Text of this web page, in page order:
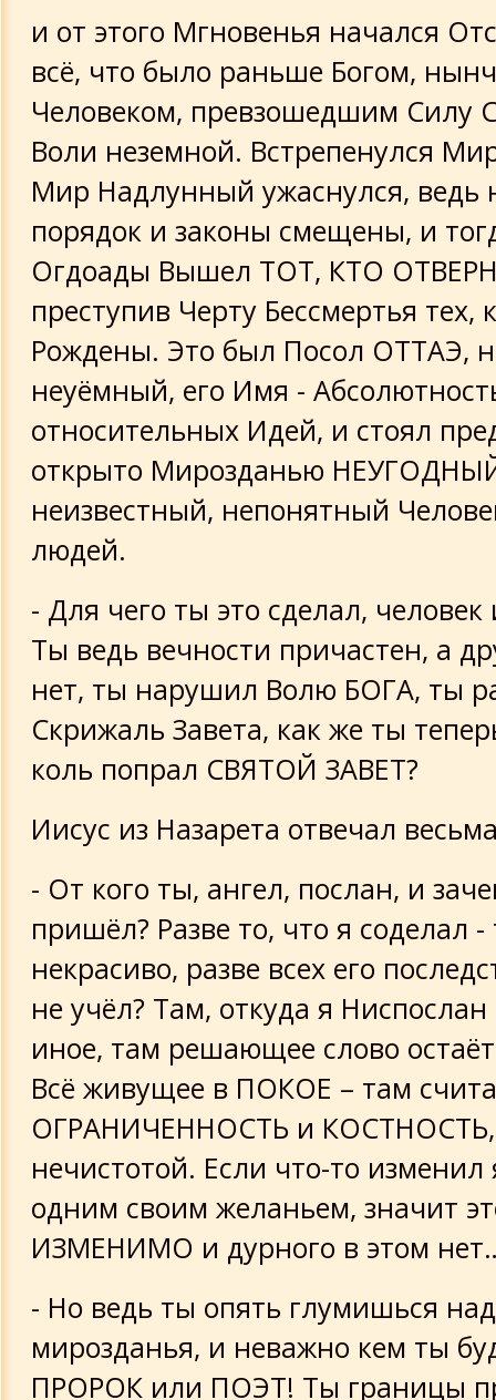
и от этого Мгновенья начался
всё, что было раньше Богом,
Человеком, превзошедшим Силу
Воли неземной. Встрепенулся
Мир Надлунный ужаснулся, ведь
порядок и законы смещены, и
Огдоады Вышел ТОТ, КТО
преступив Черту Бессмертья
Рождены. Это был Посол ОТТАЭ,
неуёмный, его Имя -
относительных Идей, и стоял
открыто Мирозданью
неизвестный, непонятный
людей.
- Для чего ты это сделал, человек
Ты ведь вечности причастен, а
нет, ты нарушил Волю БОГА, ты
Скрижаль Завета, как же ты
коль попрал СВЯТОЙ ЗАВЕТ?
Иисус из Назарета отвечал
- От кого ты, ангел, послан, и
пришёл? Разве то, что я соделал
некрасиво, разве всех его
не учёл? Там, откуда я
иное, там решающее слово
Всё живущее в ПОКОЕ – там
ОГРАНИЧЕННОСТЬ и КОСТНОСТЬ,
нечистотой. Если что-то
одним своим желаньем, значит
ИЗМЕНИМО и дурного в этом
- Но ведь ты опять глумишься
мирозданья, и неважно кем ты
ПРОРОК или ПОЭТ! Ты границы
9 глава 2 части Песни Песней
10 глава 2 части Песни Песней
11 глава 2 части Песни Песней
12 глава 2 части Песни Песней
13 глава 2 части Песни Песней